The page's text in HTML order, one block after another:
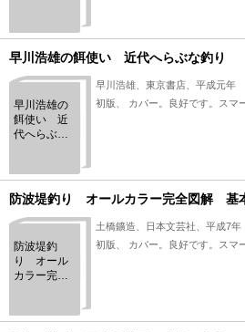
早川浩雄の餌使い 近代へらぶな釣り
早川浩雄の
餌使い 近
代へらぶな
早川浩雄、東京書店、平成元年
初版、 カバー。良好です。スマ
防波堤釣り オールカラー完全図解 基
防波堤釣
り オール
カラー完全
で解説
土橋鑛造、日本文芸社、平成7年
初版、 カバー。良好です。スマ